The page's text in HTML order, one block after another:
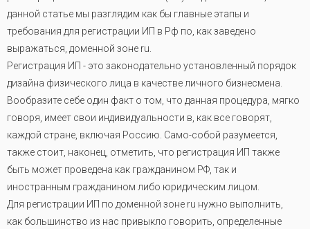
данной статье мы разглядим как бы главные этапы и
требования для регистрации ИП в Рф по, как заведено
выражаться, доменной зоне ru.
Регистрация ИП - это законодательно установленный порядок
дизайна физического лица в качестве личного бизнесмена.
Вообразите себе один факт о том, что данная процедура, мягко
говоря, имеет свои индивидуальности в, как все говорят,
каждой стране, включая Россию. Само-собой разумеется,
также стоит, наконец, отметить, что регистрация ИП также
быть может проведена как гражданином РФ, так и
иностранным гражданином либо юридическим лицом.
Для регистрации ИП по доменной зоне ru нужно выполнить,
как большинство из нас привыкло говорить, определенные